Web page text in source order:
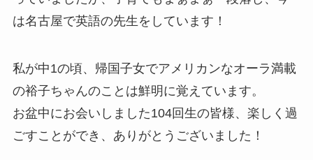
は名古屋で英語の先生をしています！
私が中1の頃、帰国子女でアメリカンなオーラ満載
の裕子ちゃんのことは鮮明に覚えています。
お盆中にお会いしました104回生の皆様、楽しく過
ごすことができ、ありがとうございました！